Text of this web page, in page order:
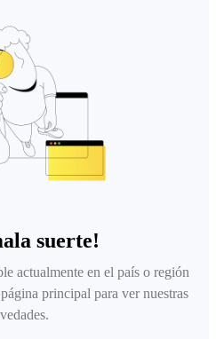
suerte!
actualmente en el país o región
principal para ver nuestras